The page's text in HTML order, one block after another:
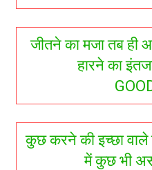
जीतने का मजा तब
हारने का
कुछ करने की इच्छा वाले
में कुछ भी